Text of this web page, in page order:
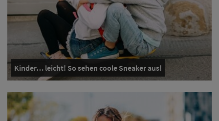
Kinder… leicht! So sehen coole Sneaker aus!